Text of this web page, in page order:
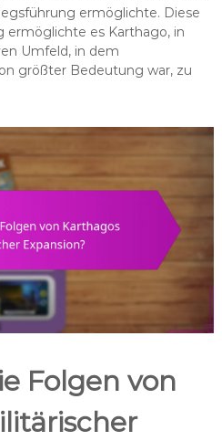
ermöglichte. Diese
ermöglichte es Karthago, in
Umfeld, in dem
größter Bedeutung war, zu
Folgen von